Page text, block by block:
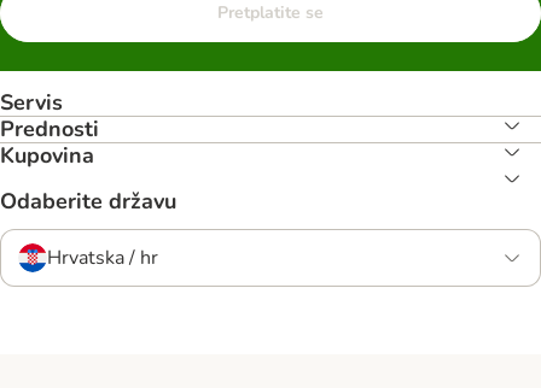
Pretplatite se
Servis
Prednosti
Kupovina
Odaberite državu
Hrvatska / hr